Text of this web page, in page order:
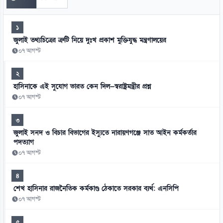
১
জুলাই তথ্যচিত্রের ত্রুটি নিয়ে দুঃখ প্রকাশ মুক্তিযুদ্ধ মন্ত্রণালয়ের
০৭ আগস্ট
২
হাসিনাকে এই সুযোগ ভারত কেন দিল—স্বরাষ্ট্রমন্ত্রীর প্রশ্ন
০৭ আগস্ট
৩
জুলাই সনদ ও বিচার বিভাগের ইস্যুতে নারায়ণগঞ্জে সাত আইন কর্মকর্তার
পদত্যাগ
০৭ আগস্ট
৪
শেখ হাসিনার রাজনৈতিক কর্মকাণ্ড ঠেকাতে সরকার ব্যর্থ: এনসিপি
০৭ আগস্ট